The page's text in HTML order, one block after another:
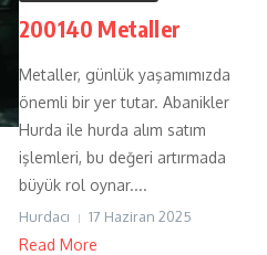
200140 Metaller
Metaller, günlük yaşamımızda
önemli bir yer tutar. Abanikler
Hurda ile hurda alım satım
işlemleri, bu değeri artırmada
büyük rol oynar....
Hurdacı 17 Haziran 2025
Read More